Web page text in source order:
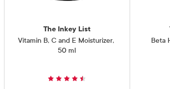
The Inkey List
Vitamin B, C and E Moisturizer,
50 ml
Beta